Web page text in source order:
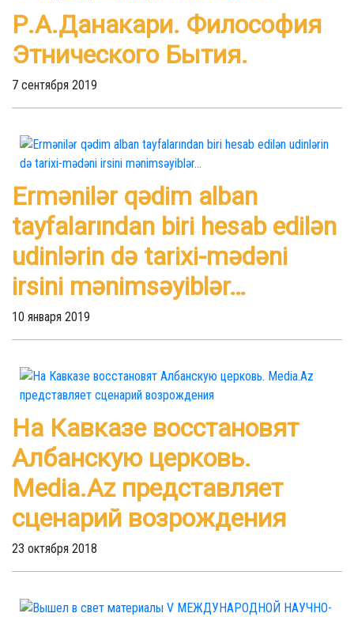
Р.А.Данакари. Философия
Этнического Бытия.
7 сентября 2019
Ermənilər qədim alban
tayfalarından biri hesab edilən
udinlərin də tarixi-mədəni
irsini mənimsəyiblər…
10 января 2019
На Кавказе восстановят
Албанскую церковь.
Media.Az представляет
сценарий возрождения
23 октября 2018